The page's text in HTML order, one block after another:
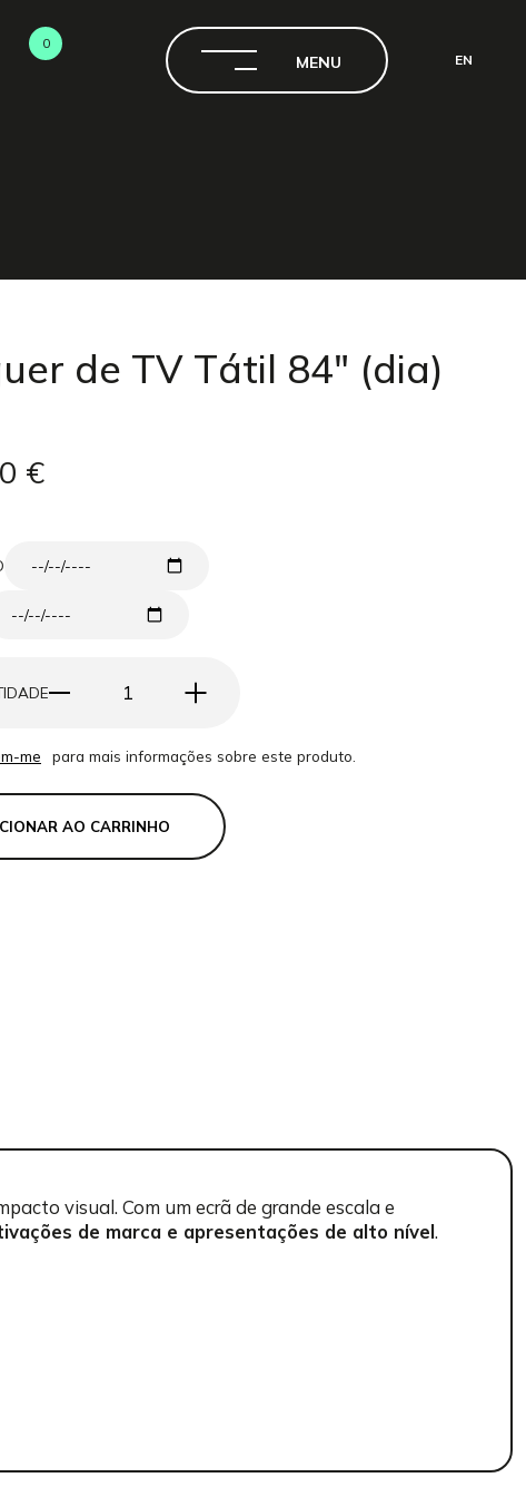
0
MENU EN
de TV Tátil 84" (dia)
€
me para mais informações sobre este produto.
AO CARRINHO
visual. Com um ecrã de grande escala e
de marca e apresentações de alto nível.